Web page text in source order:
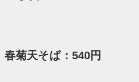
春菊天そば：540円